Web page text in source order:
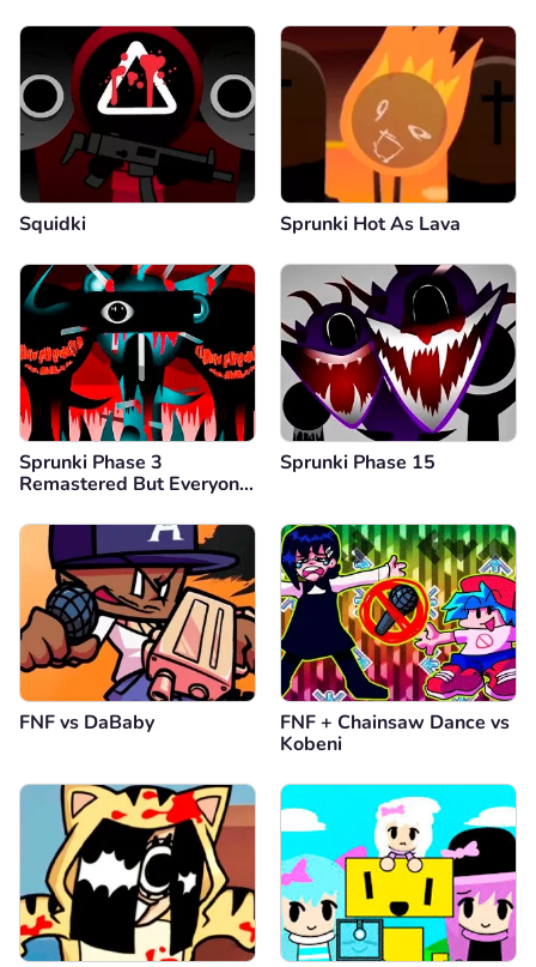
Squidki Sprunki Hot As Lava
Sprunki Phase 3
Remastered But Everyone
Sprunki Phase 15
FNF vs DaBaby
FNF + Chainsaw Dance vs
Kobeni